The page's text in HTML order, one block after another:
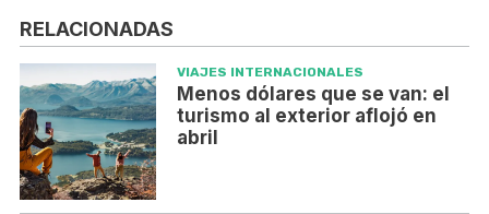
RELACIONADAS
VIAJES INTERNACIONALES
Menos dólares que se van: el
turismo al exterior aflojó en
abril